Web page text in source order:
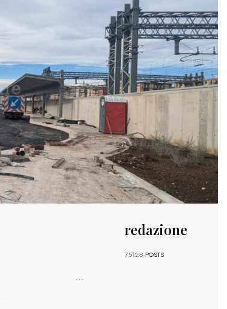
redazione
75128 POSTS
...